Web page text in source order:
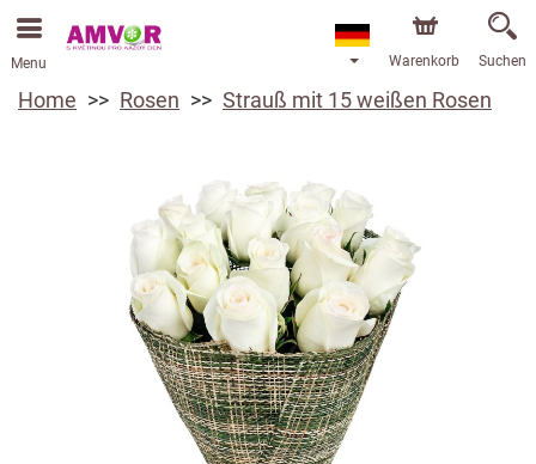
Menu Warenkorb Suchen
Home Rosen Strauß mit 15 weißen Rosen